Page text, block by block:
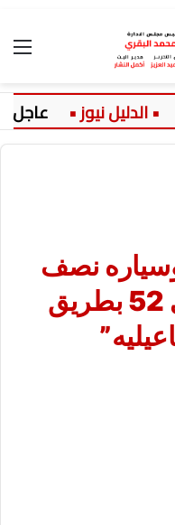
عاجل:
نصف
نقل اسفل كوبري 52 بطريق